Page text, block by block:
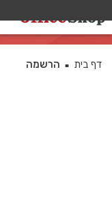
הרשמה
דף בית ■ הרשמה